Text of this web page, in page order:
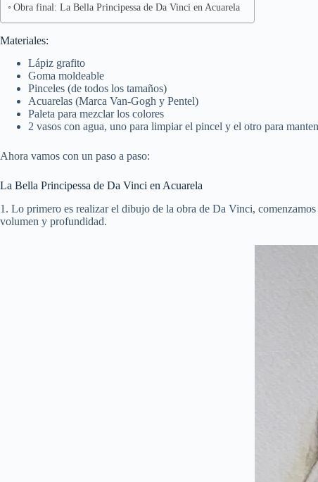
Obra final: La Bella Principessa de Da Vinci en Acuarela
Materiales:
Lápiz grafito
Goma moldeable
Pinceles (de todos los tamaños)
Acuarelas (Marca Van-Gogh y Pentel)
Paleta para mezclar los colores
2 vasos con agua, uno para limpiar el pincel y el otro para
Ahora vamos con un paso a paso:
La Bella Principessa de Da Vinci en Acuarela
1. Lo primero es realizar el dibujo de la obra de Da Vinci,
volumen y profundidad.